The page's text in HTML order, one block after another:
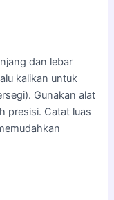
dan lebar
kalikan untuk
Gunakan alat
presisi. Catat luas